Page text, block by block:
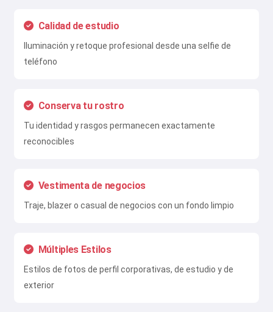
Calidad de estudio
Iluminación y retoque profesional desde una selfie de
teléfono
Conserva tu rostro
Tu identidad y rasgos permanecen exactamente
reconocibles
Vestimenta de negocios
Traje, blazer o casual de negocios con un fondo limpio
Múltiples Estilos
Estilos de fotos de perfil corporativas, de estudio y de
exterior